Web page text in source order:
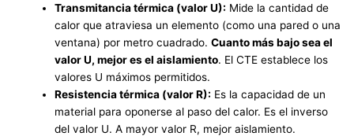
Transmitancia térmica (valor U): Mide la cantidad de
calor que atraviesa un elemento (como una pared o una
ventana) por metro cuadrado.Cuanto más bajo sea el
valor U, mejor es el aislamiento. El CTE establece los
valores U máximos permitidos.
Resistencia térmica (valor R): Es la capacidad de un
material para oponerse al paso del calor. Es el inverso
del valor U. A mayor valor R, mejor aislamiento.